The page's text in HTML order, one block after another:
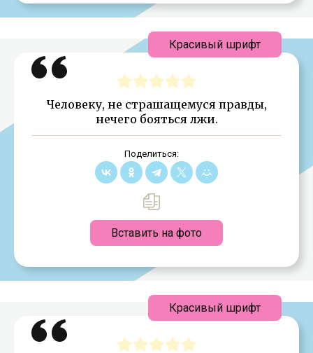
Человеку, не страшащемуся правды,
нечего бояться лжи.
Поделиться:
Вставить на фото
Красивый шрифт
Красивый шрифт